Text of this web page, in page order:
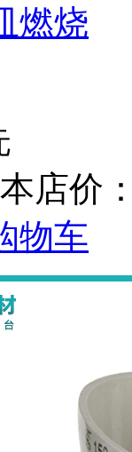
燃烧
本店价
物车